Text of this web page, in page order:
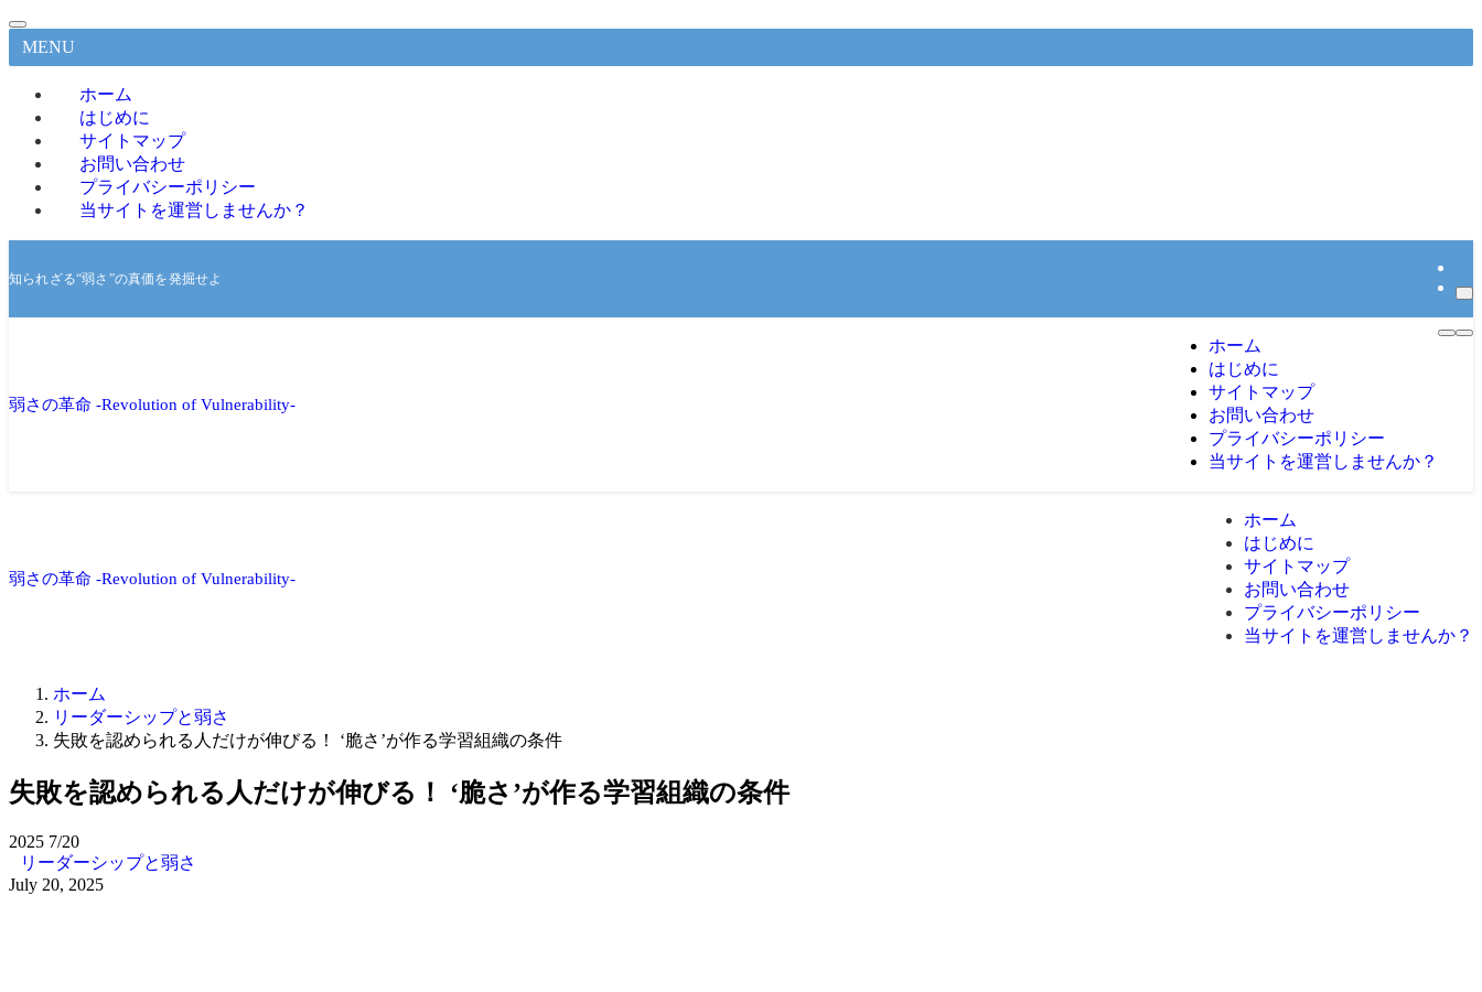
MENU
ホーム
はじめに
サイトマップ
お問い合わせ
プライバシーポリシー
当サイトを運営しませんか？
知られざる“弱さ”の真価を発掘せよ
弱さの革命 -Revolution of Vulnerability-
ホーム
はじめに
サイトマップ
お問い合わせ
プライバシーポリシー
当サイトを運営しませんか？
弱さの革命 -Revolution of Vulnerability-
ホーム
はじめに
サイトマップ
お問い合わせ
プライバシーポリシー
当サイトを運営しませんか？
ホーム
リーダーシップと弱さ
失敗を認められる人だけが伸びる！ ‘脆さ’が作る学習組織の条件
失敗を認められる人だけが伸びる！ ‘脆さ’が作る学習組織の条件
2025 7/20
リーダーシップと弱さ
July 20, 2025